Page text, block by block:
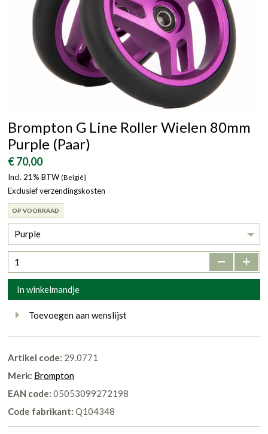
Brompton G Line Roller Wielen 80mm
Purple (Paar)
€ 70,00
Incl. 21% BTW (België}
Exclusief verzendingskosten
OP VOORRAAD
Purple
In winkelmandje
Toevoegen aan wenslijst
Artikel code: 29.0771
Merk: Brompton
EAN code: 05053099272198
Code fabrikant: Q104348